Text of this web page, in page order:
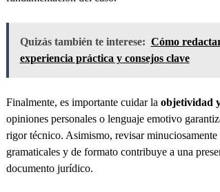
Quizás también te interese: Cómo
experiencia práctica y consejos clave
Finalmente, es importante cuidar la objetividad
opiniones personales o lenguaje emotivo
rigor técnico. Asimismo, revisar
gramaticales y de formato contribuye a una
documento jurídico.